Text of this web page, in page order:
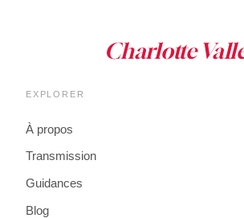
EXPLORER
À propos
Transmission
Guidances
Blog